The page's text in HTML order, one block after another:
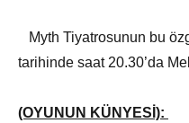
Myth Tiyatrosunun bu
tarihinde saat 20.30’da
(OYUNUN KÜNYESİ):